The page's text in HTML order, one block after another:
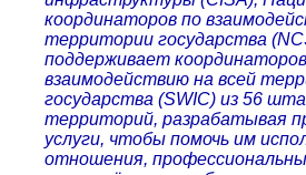
координаторов по
территории государства
поддерживает
взаимодействию на всей
государства (SWIC) из 56
территорий, разрабатывая
услуги, чтобы помочь им
отношения,